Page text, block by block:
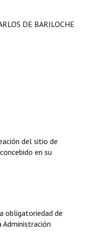
DE BARILOCHE
del sitio de
en su
obligatoriedad de